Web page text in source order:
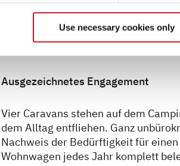
Use necessary cookies only
Urlaub leisten könnten, diesen
und ein Startkapital von 10.000
und Ehemalige kümmern sich
von Mitarbeitern, Zulieferern und
Ausgezeichnetes Engagement
Vier Caravans stehen auf dem
dem Alltag entfliehen. Ganz
Nachweis der Bedürftigkeit für
Wohnwagen jedes Jahr komplett